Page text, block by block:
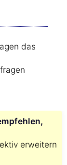
das
erweitern